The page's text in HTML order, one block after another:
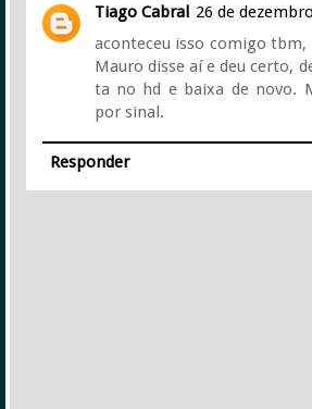
Tiago Cabral 26 de
aconteceu isso comigo tbm,
Mauro disse aí e deu certo,
ta no hd e baixa de novo.
por sinal.
Responder